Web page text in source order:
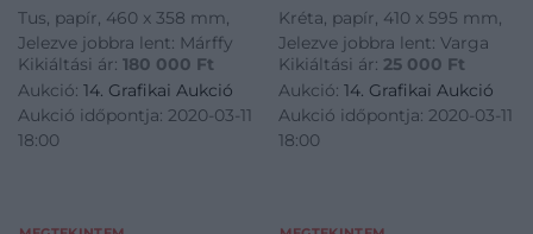
Tus, papír, 460 x 358 mm,
Jelezve jobbra lent: Márffy
Kikiáltási ár: 180 000 Ft
Aukció: 14. Grafikai Aukció
Aukció időpontja: 2020-03-11
18:00
Kréta, papír, 410 x 595 mm,
Jelezve jobbra lent: Varga
Kikiáltási ár: 25 000 Ft
Aukció: 14. Grafikai Aukció
Aukció időpontja: 2020-03-11
18:00